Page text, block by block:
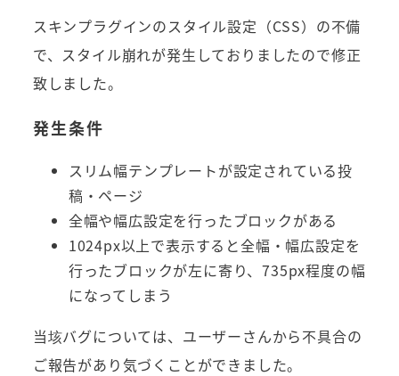
スキンプラグインのスタイル設定（CSS）の不備
で、スタイル崩れが発生しておりましたので修正
致しました。
発生条件
スリム幅テンプレートが設定されている投
稿・ページ
全幅や幅広設定を行ったブロックがある
1024px以上で表示すると全幅・幅広設定を
行ったブロックが左に寄り、735px程度の幅
になってしまう
当垓バグについては、ユーザーさんから不具合の
ご報告があり気づくことができました。